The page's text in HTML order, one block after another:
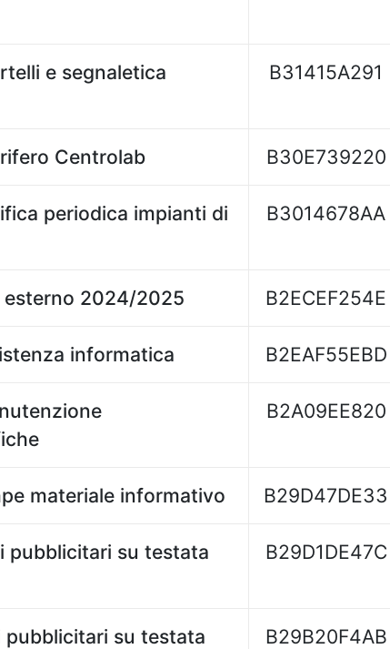
e segnaletica
B31415A291
Centrolab B30E739220
periodica impianti di
B3014678AA
esterno 2024/2025 B2ECEF254E
informatica B2EAF55EBD
B2A09EE820
materiale informativo B29D47DE33
pubblicitari su testata
B29D1DE47C
pubblicitari su testata
B29B20F4AB